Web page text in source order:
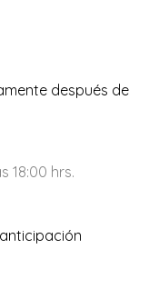
después de
18:00 hrs.